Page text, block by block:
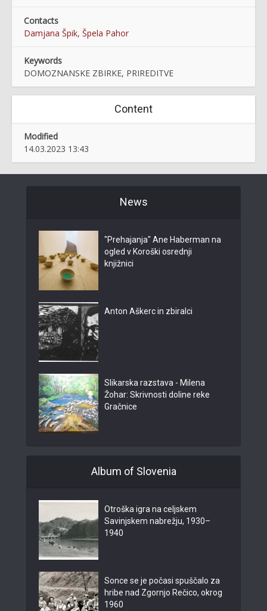
Contacts
Damjana Špik, Špela Pahor
Keywords
DOMOZNANSKE ZBIRKE, PRIREDITVE
Content
Modified
14.03.2023 13:43
News
"Prehajanja" Ane Haberman na
ogled v Koroški osrednji
knjižnici
Anton Aškerc in zbiralci
Slikarska razstava - Milena
Žohar: Skrivnosti doline reke
Gračnice
Album of Slovenia
Otroška igra na celjskem
Savinjskem nabrežju, 1930–
1940
Sonce se je počasi spuščalo za
hribe nad Zgornjo Rečico, okrog
1960